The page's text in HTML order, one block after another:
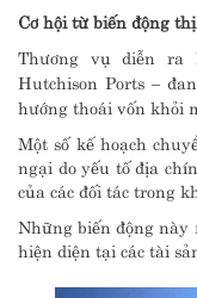
Cơ hội từ biến động
Thương vụ diễn ra
Hutchison Ports –
hướng thoái vốn khỏi
Một số kế hoạch
ngại do yếu tố địa
của các đối tác trong
Những biến động này
hiện diện tại các tài